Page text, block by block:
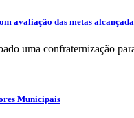
avaliação das metas
uma confraternização
Municipais